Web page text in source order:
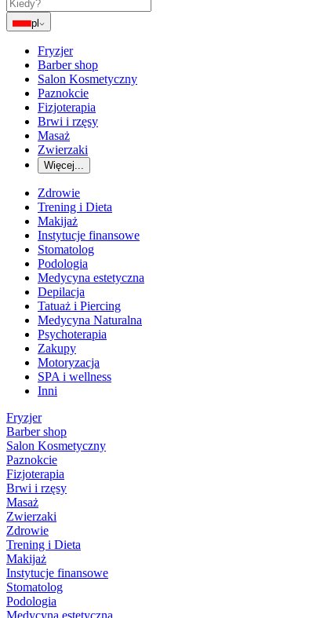
pl
Fryzjer
Barber shop
Salon Kosmetyczny
Paznokcie
Fizjoterapia
Brwi i rzęsy
Masaż
Zwierzaki
Więcej...
Zdrowie
Trening i Dieta
Makijaż
Instytucje finansowe
Stomatolog
Podologia
Medycyna estetyczna
Depilacja
Tatuaż i Piercing
Medycyna Naturalna
Psychoterapia
Zakupy
Motoryzacja
SPA i wellness
Inni
Fryzjer
Barber shop
Salon Kosmetyczny
Paznokcie
Fizjoterapia
Brwi i rzęsy
Masaż
Zwierzaki
Zdrowie
Trening i Dieta
Makijaż
Instytucje finansowe
Stomatolog
Podologia
Medycyna estetyczna